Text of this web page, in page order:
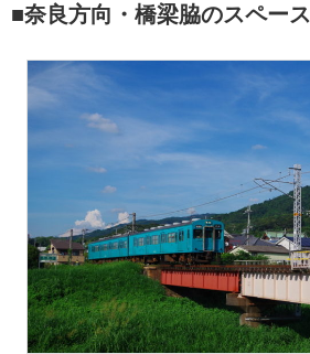
■奈良方向・橋梁脇のスペース